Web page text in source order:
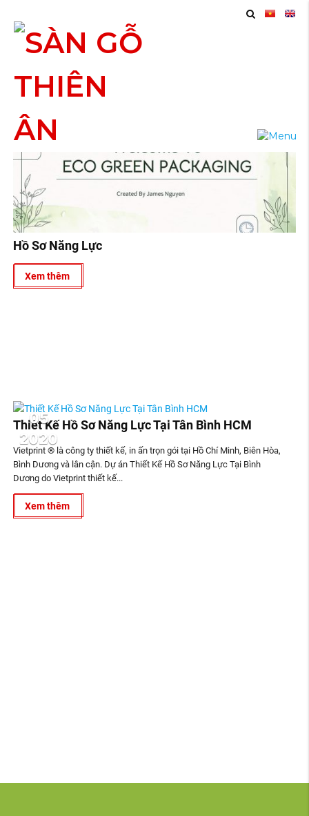
Hồ Sơ Năng Lực
Xem thêm
09
2024
Thiết Kế Hồ Sơ Năng Lực Tại Tân Bình HCM
Vietprint ® là công ty thiết kế, in ấn trọn gói tại Hồ Chí Minh, Biên Hòa,
Bình Dương và lân cận. Dự án Thiết Kế Hồ Sơ Năng Lực Tại Bình
Dương do Vietprint thiết kế...
Xem thêm
05
2020